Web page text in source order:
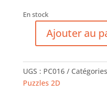
En stock
quantité
Le
Lion
Mozaïk
Ajouter au
UGS : PC016
Puzzles 2D